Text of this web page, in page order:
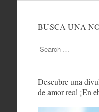
BUSCA UNA
Search
Descubre una
de amor real ¡En